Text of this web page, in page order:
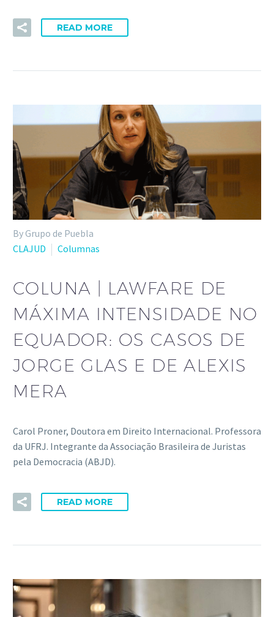
READ MORE
By Grupo de Puebla
CLAJUD
Columnas
COLUNA | LAWFARE DE
MÁXIMA INTENSIDADE NO
EQUADOR: OS CASOS DE
JORGE GLAS E DE ALEXIS
MERA
Carol Proner, Doutora em Direito Internacional. Professora
da UFRJ. Integrante da Associação Brasileira de Juristas
pela Democracia (ABJD).
READ MORE